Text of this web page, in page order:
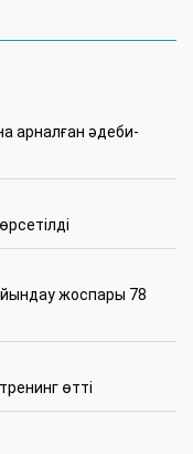
арналған әдеби-
жоспары 78
өтті